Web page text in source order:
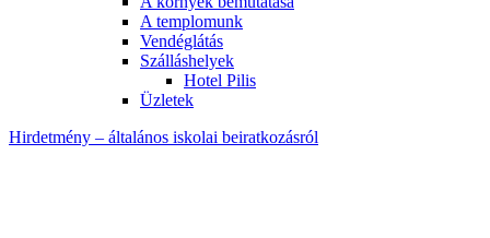
A templomunk
Vendéglátás
Szálláshelyek
Hotel Pilis
Üzletek
Hirdetmény – általános iskolai beiratkozásról